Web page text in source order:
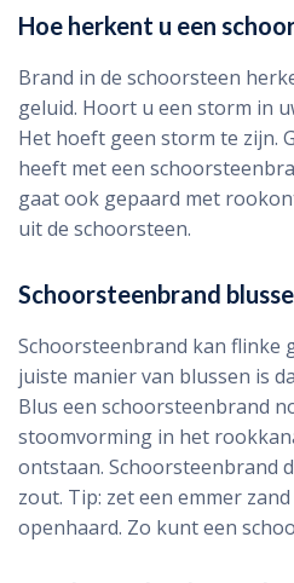
Hoe herkent u een
Brand in de schoorsteen
geluid. Hoort u een storm in
Het hoeft geen storm te zijn.
heeft met een
gaat ook gepaard met
uit de schoorsteen.
Schoorsteenbrand
Schoorsteenbrand kan flinke
juiste manier van blussen is
Blus een schoorsteenbrand
stoomvorming in het
ontstaan. Schoorsteenbrand
zout. Tip: zet een emmer
openhaard. Zo kunt een